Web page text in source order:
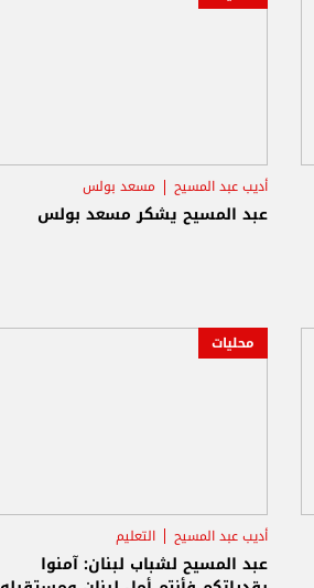
أديب عبد المسيح
مسعد بولس
الرئيس جوزاف عون
عبد المسيح يشكر مسعد بولس
محليات
أديب عبد المسيح التعليم
عبد المسيح لشباب لبنان: آمنوا